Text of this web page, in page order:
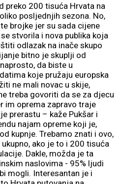
preko 200 tisuća Hrvata na
posljednjih sezona. No,
brojke jer su sada cijene
stvorila i nova publika koja
odlazak na inače skupo
bitno je skuplji od
da biste u
koje pružaju europska
ne mali novac u skije,
treba govoriti da se za djecu
im oprema zapravo traje
prerastu – kaže Pukšar i
najam opreme koji je,
kupnje. Trebamo znati i ovo,
ako je to i 200 tisuća
Dakle, možda je ta
naslovima - 95% ljudi
mogli. Interesantan je i